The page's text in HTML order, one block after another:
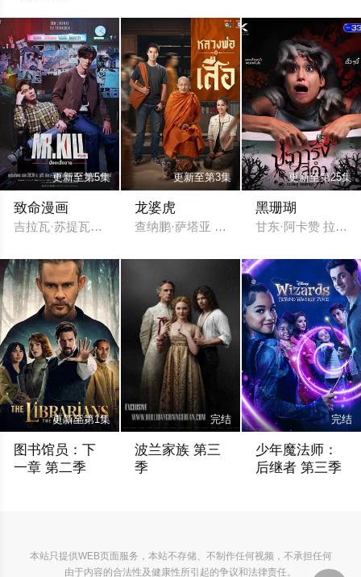
更新至第5集
致命漫画
吉拉瓦·苏提瓦尼沙克 提拉得·威提帕尼 钟朋·阿卢迪吉朋
更新至第3集
龙婆虎
查纳鹏·萨塔亚 帕塔查雅·平莎莫 Tide
更新至第25集
黑珊瑚
甘东·阿卡赞 拉娜
更新至第1集
图书馆员：下
一章 第二季
完结
波兰家族 第三
季
完结
少年魔法师：
后继者 第三季
本站只提供WEB页面服务，本站不存储、不制作任何视频，不承担任何
由于内容的合法性及健康性所引起的争议和法律责任。